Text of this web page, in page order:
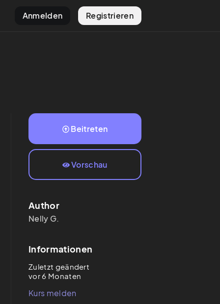
Anmelden Registrieren
Beitreten
Vorschau
Author
Nelly G.
Informationen
Zuletzt geändert
vor 6 Monaten
Kurs melden